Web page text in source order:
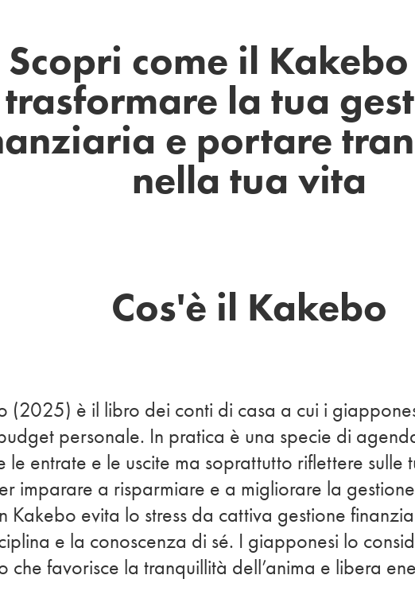
Scopri come il
trasformare la tua
e portare
nella tua vita
Cos'è il Kakebo
(2025) è il libro dei conti di casa a cui i
personale. In pratica è una specie di
le entrate e le uscite ma soprattutto riflettere sulle
imparare a risparmiare e a migliorare la
Kakebo evita lo stress da cattiva gestione
e la conoscenza di sé. I giapponesi lo
che favorisce la tranquillità dell’anima e libera